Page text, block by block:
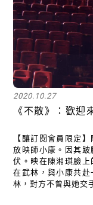
2020.10.27
《不散》：歡迎
【釀訂閱會員限定
放映師小康。因其
伏。映在陳湘琪臉
在武林，與小康共
林，對方不曾與她交